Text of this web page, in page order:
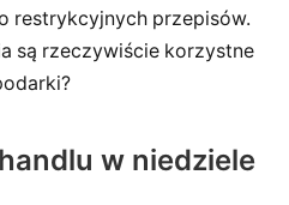
restrykcyjnych przepisów.
są rzeczywiście korzystne
w niedziele